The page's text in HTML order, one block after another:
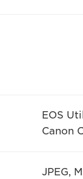
EOS
Canon
JPEG,